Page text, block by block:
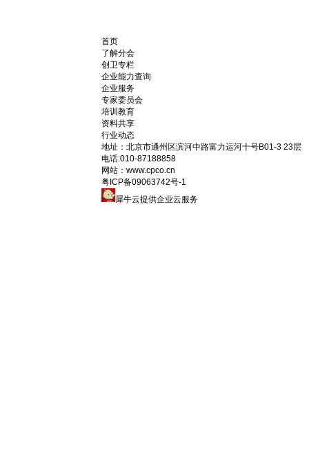
首页
了解分会
创卫专栏
企业能力查询
企业服务
专家委员会
培训教育
资料共享
行业动态
地址： 北京市通州区滨河中路富力运河十号B01-3 23层
电话:010-87188858
网站：www.cpco.cn
粤ICP备09063742号-1
犀牛云提供企业云服务